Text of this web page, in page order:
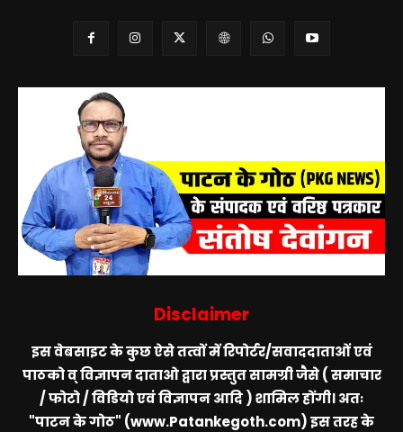
Disclaimer
इस वेबसाइट के कुछ ऐसे तत्वों में रिपोर्टर/सवाददाताओं एवं
पाठको व् विज्ञापन दाताओ द्वारा प्रस्तुत सामग्री जैसे ( समाचार
/ फोटो / विडियो एवं विज्ञापन आदि ) शामिल होंगी। अतः
"पाटन के गोठ" (www.Patankegoth.com)इस तरह के